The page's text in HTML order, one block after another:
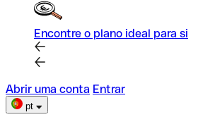
Encontre o plano ideal para si
Abrir uma conta Entrar
pt